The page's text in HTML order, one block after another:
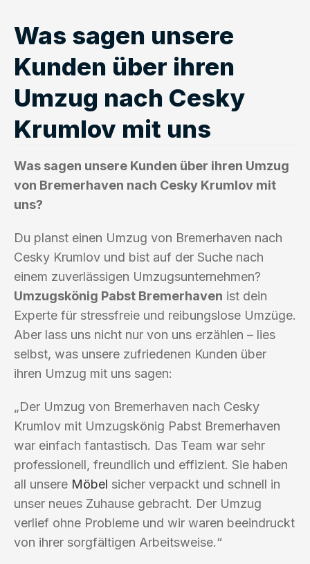
Was sagen unsere
Kunden über ihren
Umzug nach Cesky
Krumlov mit uns
Was sagen unsere Kunden über ihren Umzug
von Bremerhaven nach Cesky Krumlov mit
uns?
Du planst einen Umzug von Bremerhaven nach
Cesky Krumlov und bist auf der Suche nach
einem zuverlässigen Umzugsunternehmen?
Umzugskönig Pabst Bremerhaven ist dein
Experte für stressfreie und reibungslose Umzüge.
Aber lass uns nicht nur von uns erzählen – lies
selbst, was unsere zufriedenen Kunden über
ihren Umzug mit uns sagen:
„Der Umzug von Bremerhaven nach Cesky
Krumlov mit Umzugskönig Pabst Bremerhaven
war einfach fantastisch. Das Team war sehr
professionell, freundlich und effizient. Sie haben
all unsere Möbel sicher verpackt und schnell in
unser neues Zuhause gebracht. Der Umzug
verlief ohne Probleme und wir waren beeindruckt
von ihrer sorgfältigen Arbeitsweise.“